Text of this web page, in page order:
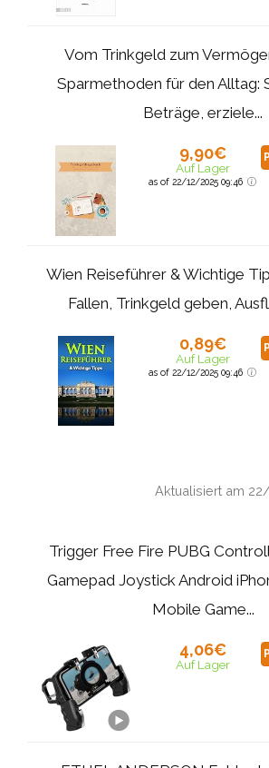
Vom Trinkgeld zum
Sparmethoden für den Alltag:
Beträge, erziele...
9,90€
Auf Lager
as of 22/12/2025 09:46
Wien Reiseführer & Wichtige
Fallen, Trinkgeld geben,
0,89€
Auf Lager
as of 22/12/2025 09:46
Aktualisiert am
Trigger Free Fire PUBG
Gamepad Joystick Android
Mobile Game...
4,06€
Auf Lager